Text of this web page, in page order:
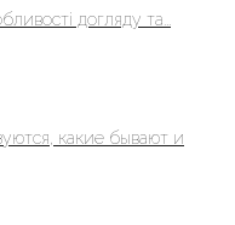
догляду та...
какие бывают и